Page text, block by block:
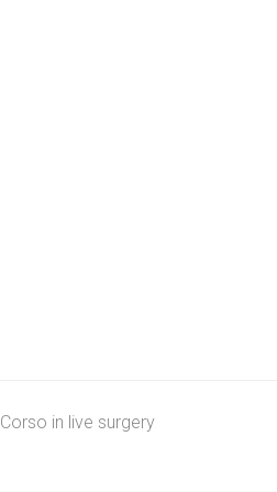
previous
Corso in live surgery